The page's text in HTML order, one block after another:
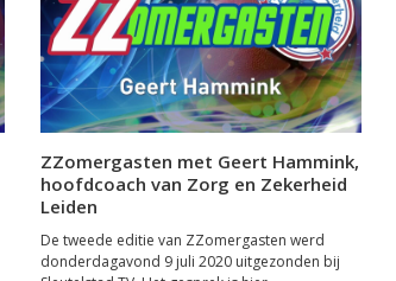
ZZomergasten met Geert Hammink,
hoofdcoach van Zorg en Zekerheid
Leiden
De tweede editie van ZZomergasten werd
donderdagavond 9 juli 2020 uitgezonden bij